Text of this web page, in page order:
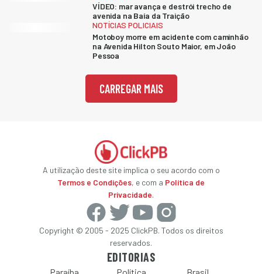
VÍDEO: mar avança e destrói trecho de
avenida na Baía da Traição
NOTÍCIAS POLICIAIS
Motoboy morre em acidente com caminhão
na Avenida Hilton Souto Maior, em João
Pessoa
CARREGAR MAIS
A utilização deste site implica o seu acordo com o
Termos e Condições, e com a Política de
Privacidade.
Copyright © 2005 - 2025 ClickPB. Todos os direitos
reservados.
EDITORIAS